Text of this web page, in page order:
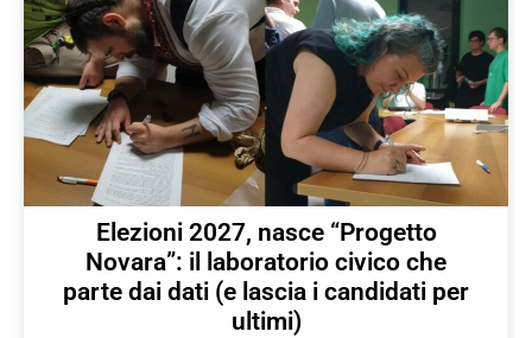
Elezioni 2027, nasce “Progetto
Novara”: il laboratorio civico che
parte dai dati (e lascia i candidati per
ultimi)